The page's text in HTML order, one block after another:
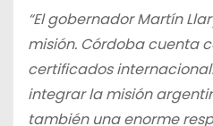
“El gobernador Martín
misión. Córdoba cuenta
certificados
integrar la misión
también una enorme